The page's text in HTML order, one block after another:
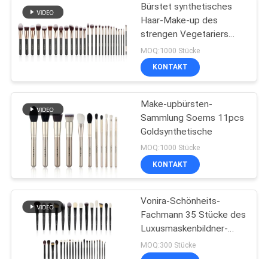
Reise-Make-
upbürsten-Satz
Make-upbürsten-
Sammlung
Bürstet synthetisches
Haar-Make-up des
strengen Vegetariers
27Pcs mit Forest Wood
Handle
MOQ:1000 Stücke
KONTAKT
Make-upbürsten-
Sammlung Soems 11pcs
Goldsynthetische
MOQ:1000 Stücke
KONTAKT
Vonira-Schönheits-
Fachmann 35 Stücke des
Luxusmaskenbildner-
Brush Set
MOQ:300 Stücke